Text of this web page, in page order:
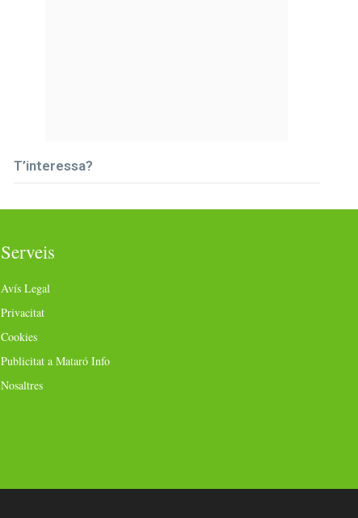
T’interessa?
Serveis
Avís Legal
Privacitat
Cookies
Publicitat a Mataró Info
Nosaltres